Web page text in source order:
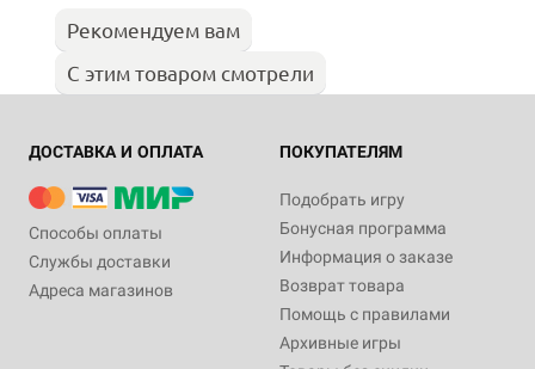
Рекомендуем вам
С этим товаром смотрели
ДОСТАВКА И ОПЛАТА
Способы оплаты
Службы доставки
Адреса магазинов
ПОКУПАТЕЛЯМ
Подобрать игру
Бонусная программа
Информация о заказе
Возврат товара
Помощь с правилами
Архивные игры